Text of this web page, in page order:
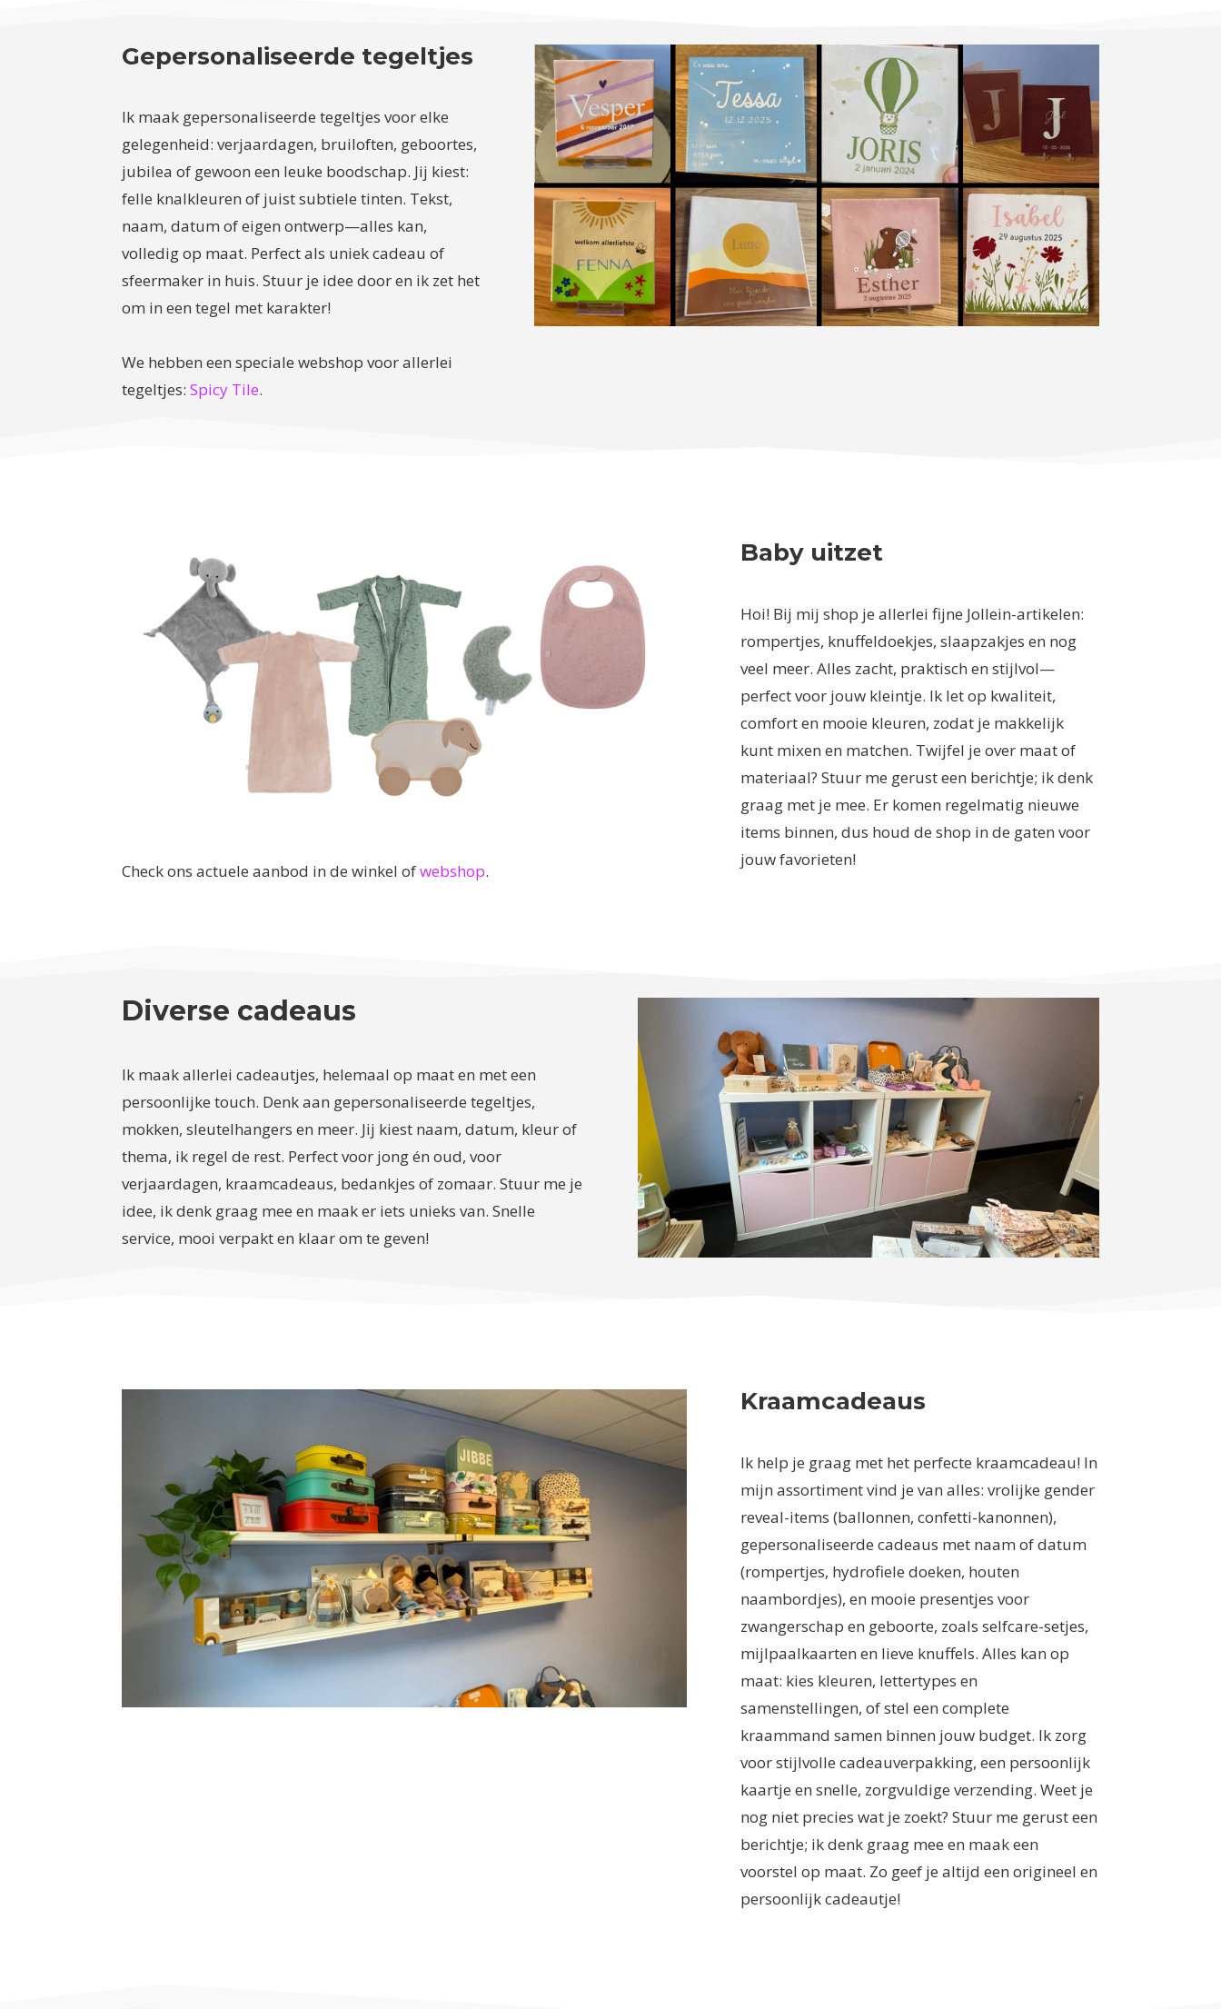
Gepersonaliseerde tegeltjes
Ik maak gepersonaliseerde tegeltjes voor elke
gelegenheid: verjaardagen, bruiloften, geboortes,
jubilea of gewoon een leuke boodschap. Jij kiest:
felle knalkleuren of juist subtiele tinten. Tekst,
naam, datum of eigen ontwerp—alles kan,
volledig op maat. Perfect als uniek cadeau of
sfeermaker in huis. Stuur je idee door en ik zet het
om in een tegel met karakter!
We hebben een speciale webshop voor allerlei
tegeltjes:Spicy Tile.
Check ons actuele aanbod in de winkel ofwebshop.
Baby uitzet
Hoi! Bij mij shop je allerlei fijne Jollein-artikelen:
rompertjes, knuffeldoekjes, slaapzakjes en nog
veel meer. Alles zacht, praktisch en stijlvol—
perfect voor jouw kleintje. Ik let op kwaliteit,
comfort en mooie kleuren, zodat je makkelijk
kunt mixen en matchen. Twijfel je over maat of
materiaal? Stuur me gerust een berichtje; ik denk
graag met je mee. Er komen regelmatig nieuwe
items binnen, dus houd de shop in de gaten voor
jouw favorieten!
Diverse cadeaus
Ik maak allerlei cadeautjes, helemaal op maat en met een
persoonlijke touch. Denk aan gepersonaliseerde tegeltjes,
mokken, sleutelhangers en meer. Jij kiest naam, datum, kleur of
thema, ik regel de rest. Perfect voor jong én oud, voor
verjaardagen, kraamcadeaus, bedankjes of zomaar. Stuur me je
idee, ik denk graag mee en maak er iets unieks van. Snelle
service, mooi verpakt en klaar om te geven!
Kraamcadeaus
Ik help je graag met het perfecte kraamcadeau! In
mijn assortiment vind je van alles: vrolijke gender
reveal-items (ballonnen, confetti-kanonnen),
gepersonaliseerde cadeaus met naam of datum
(rompertjes, hydrofiele doeken, houten
naambordjes), en mooie presentjes voor
zwangerschap en geboorte, zoals selfcare-setjes,
mijlpaalkaarten en lieve knuffels. Alles kan op
maat: kies kleuren, lettertypes en
samenstellingen, of stel een complete
kraammand samen binnen jouw budget. Ik zorg
voor stijlvolle cadeauverpakking, een persoonlijk
kaartje en snelle, zorgvuldige verzending. Weet je
nog niet precies wat je zoekt? Stuur me gerust een
berichtje; ik denk graag mee en maak een
voorstel op maat. Zo geef je altijd een origineel en
persoonlijk cadeautje!